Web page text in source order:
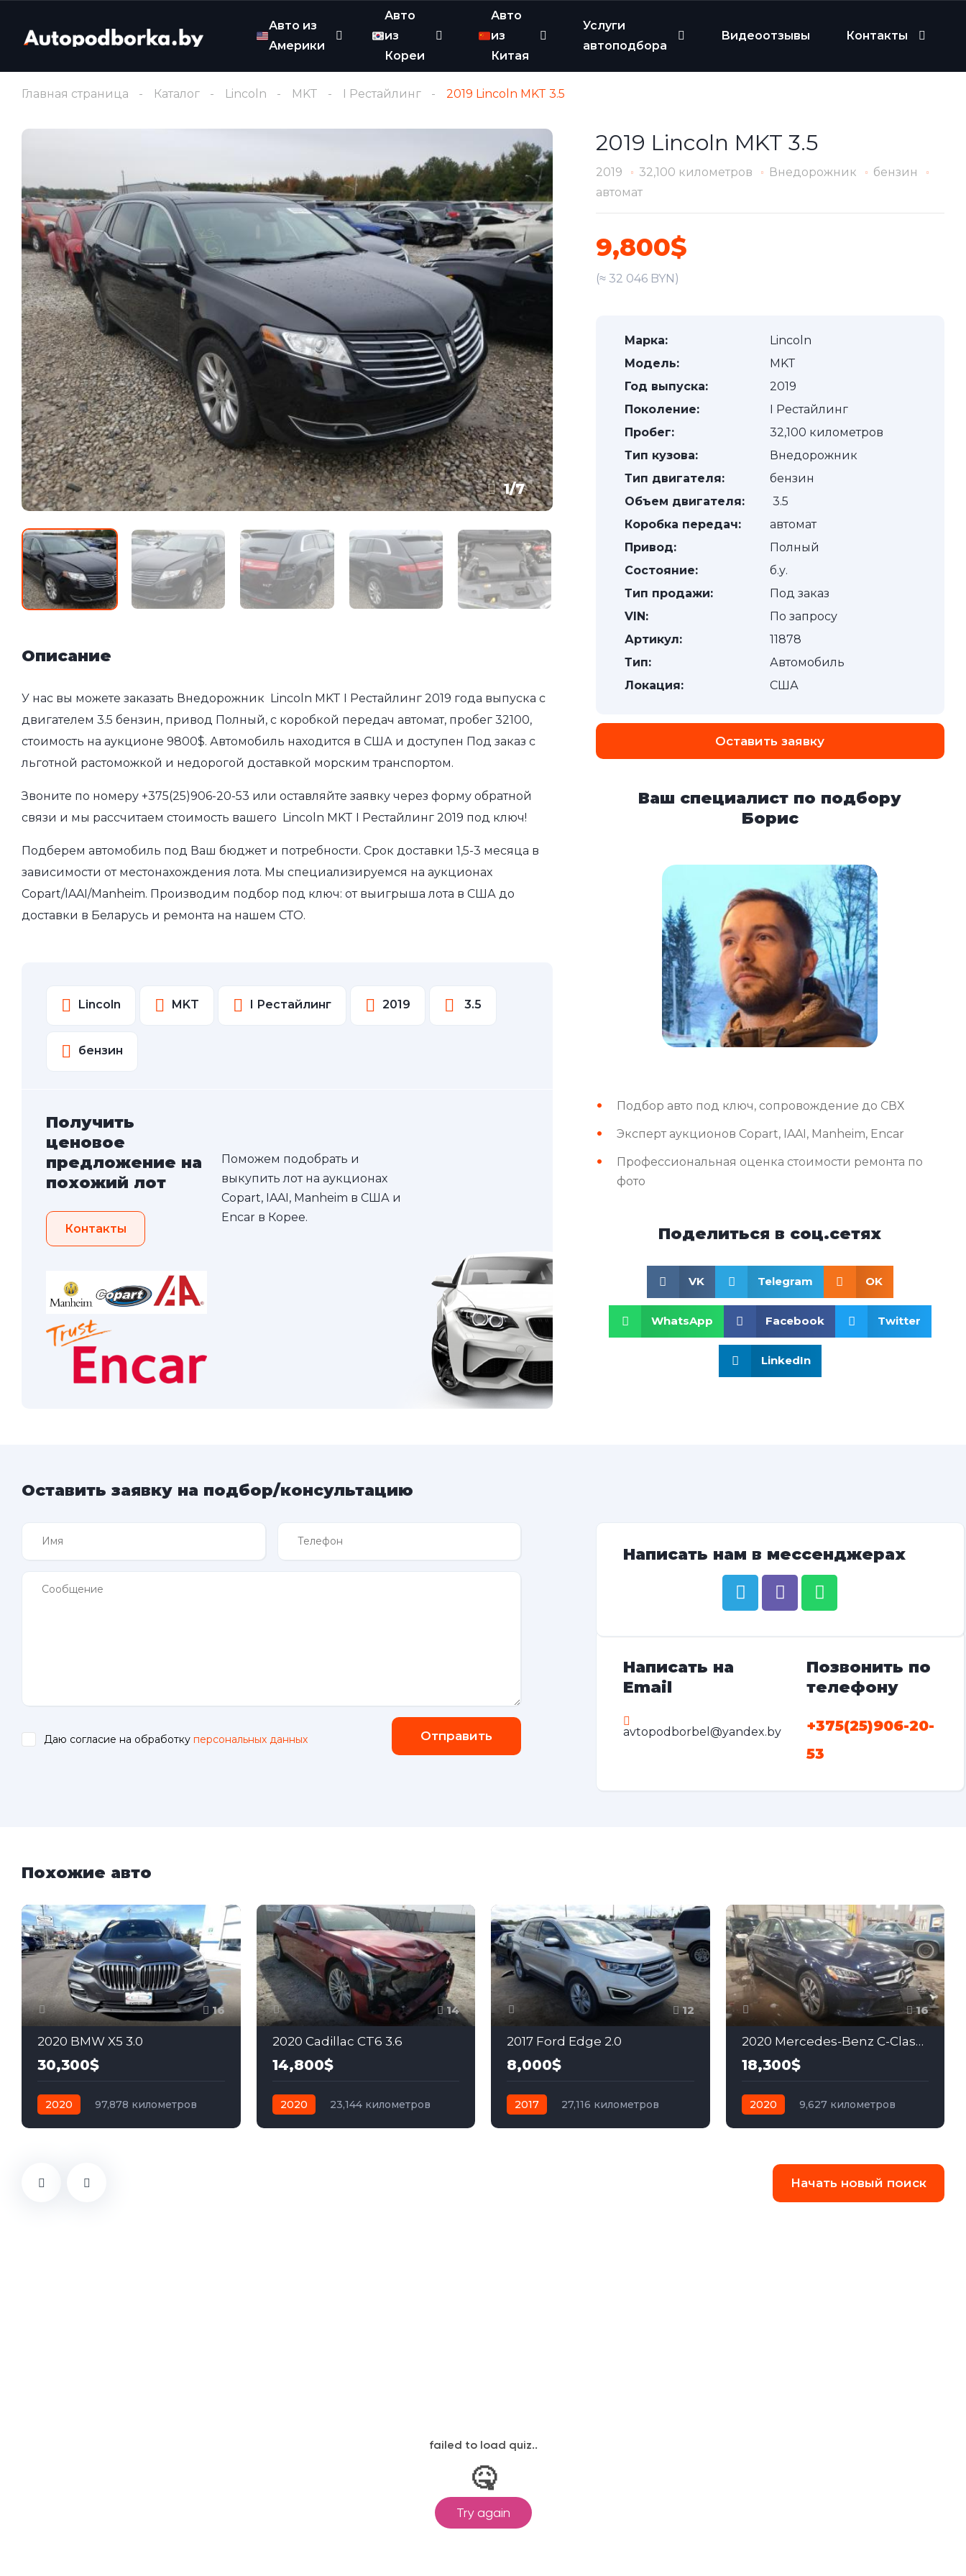
Авто из
Америки
Авто
из
Кореи
Авто
из
Китая
Услуги
автоподбора
Видеоотзывы Контакты
Главная страница Каталог Lincoln MKT I Рестайлинг 2019 Lincoln MKT 3.5
1/7
Описание
У нас вы можете заказать Внедорожник Lincoln MKT I Рестайлинг 2019 года выпуска с
двигателем 3.5 бензин, привод Полный, с коробкой передач автомат, пробег 32100,
стоимость на аукционе 9800$. Автомобиль находится в США и доступен Под заказ с
льготной растоможкой и недорогой доставкой морским транспортом.
Звоните по номеру +375(25)906-20-53 или оставляйте заявку через форму обратной
связи и мы рассчитаем стоимость вашего Lincoln MKT I Рестайлинг 2019 под ключ!
Подберем автомобиль под Ваш бюджет и потребности. Срок доставки 1,5-3 месяца в
зависимости от местонахождения лота. Мы специализируемся на аукционах
Copart/IAAI/Manheim. Производим подбор под ключ: от выигрыша лота в США до
доставки в Беларусь и ремонта на нашем СТО.
Lincoln MKT I Рестайлинг 2019 3.5
бензин
Получить
ценовое
предложение на
похожий лот
Контакты
Поможем подобрать и
выкупить лот на аукционах
Copart, IAAI, Manheim в США и
Encar в Корее.
2019 Lincoln MKT 3.5
2019 32,100 километров Внедорожник
бензин
автомат
9,800$
(≈ 32 046 BYN)
Марка:
Lincoln
Модель:
MKT
Год выпуска:
2019
Поколение:
I Рестайлинг
Пробег:
32,100 километров
Тип кузова:
Внедорожник
Тип двигателя:
бензин
Объем двигателя:
3.5
Коробка передач:
автомат
Привод:
Полный
Состояние:
б.у.
Тип продажи:
Под заказ
VIN:
По запросу
Артикул:
11878
Тип:
Автомобиль
Локация:
США
Оставить заявку
Ваш специалист по подбору
Борис
Подбор авто под ключ, сопровождение до СВХ
Эксперт аукционов Copart, IAAI, Manheim, Encar
Профессиональная оценка стоимости ремонта по
фото
Поделиться в соц.сетях
VK Telegram OK
WhatsApp Facebook Twitter
LinkedIn
Оставить заявку на подбор/консультацию
Даю согласие на обработку персональных данных Отправить
Написать нам в мессенджерах
Написать на
Email
avtopodborbel@yandex.by
Позвонить по
телефону
+375(25)906-20-
53
Похожие авто
16
2020 BMW X5 3.0
30,300$
2020
97,878 километров
14
2020 Cadillac CT6 3.6
14,800$
2020
23,144 километров
12
2017 Ford Edge 2.0
8,000$
2017
27,116 километров
16
2020 Mercedes-Benz C-Class 2.0
18,300$
2020
9,627 километров
Начать новый поиск